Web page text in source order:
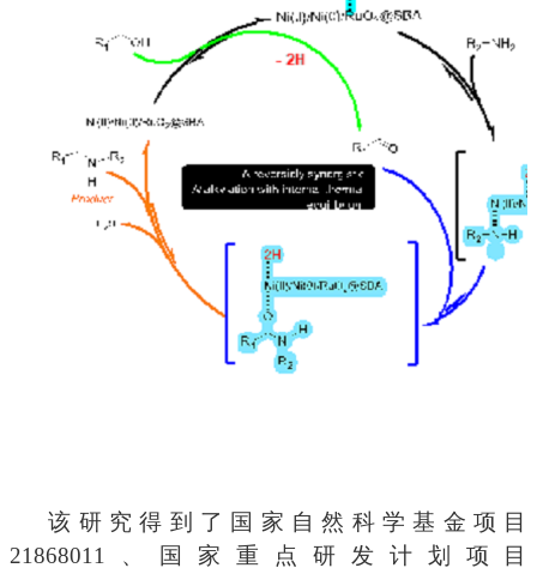
该研究得到了国家自然科学基金项目
21868011
、国家重点研发计划项目